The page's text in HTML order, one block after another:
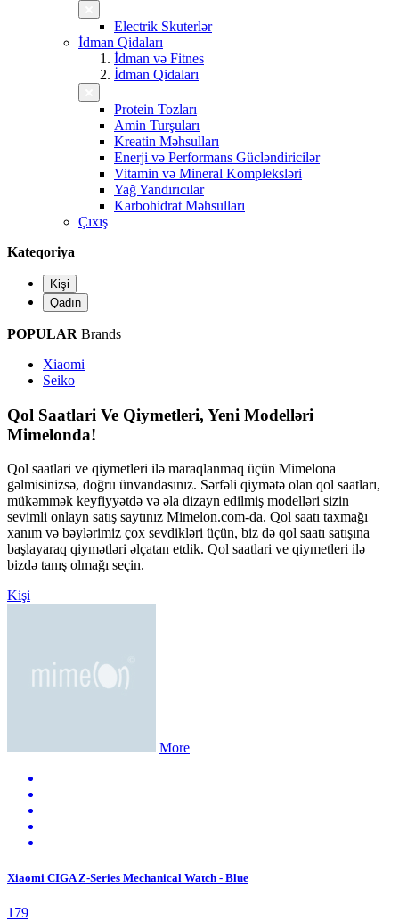
Electrik Skuterlər
İdman Qidaları
İdman və Fitnes
İdman Qidaları
Protein Tozları
Amin Turşuları
Kreatin Məhsulları
Enerji və Performans Gücləndiricilər
Vitamin və Mineral Kompleksləri
Yağ Yandırıcılar
Karbohidrat Məhsulları
Çıxış
Kateqoriya
Kişi
Qadın
POPULAR Brands
Xiaomi
Seiko
Qol Saatlari Ve Qiymetleri, Yeni Modelləri
Mimelonda!
Qol saatlari ve qiymetleri ilə maraqlanmaq üçün Mimelona
gəlmisinizsə, doğru ünvandasınız. Sərfəli qiymətə olan qol saatları,
mükəmmək keyfiyyətdə və əla dizayn edilmiş modelləri sizin
sevimli onlayn satış saytınız Mimelon.com-da. Qol saatı taxmağı
xanım və bəylərimiz çox sevdikləri üçün, biz də qol saatı satışına
başlayaraq qiymətləri əlçatan etdik. Qol saatlari ve qiymetleri ilə
bizdə tanış olmağı seçin.
Kişi
More
Xiaomi CIGA Z-Series Mechanical Watch - Blue
179